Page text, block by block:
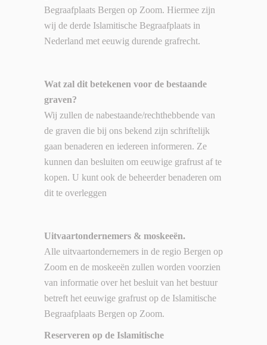
Begraafplaats Bergen op Zoom. Hiermee zijn
wij de derde Islamitische Begraafplaats in
Nederland met eeuwig durende grafrecht.
Wat zal dit betekenen voor de bestaande
graven?
Wij zullen de nabestaande/rechthebbende van
de graven die bij ons bekend zijn schriftelijk
gaan benaderen en iedereen informeren. Ze
kunnen dan besluiten om eeuwige grafrust af te
kopen. U kunt ook de beheerder benaderen om
dit te overleggen
Uitvaartondernemers & moskeeën.
Alle uitvaartondernemers in de regio Bergen op
Zoom en de moskeeën zullen worden voorzien
van informatie over het besluit van het bestuur
betreft het eeuwige grafrust op de Islamitische
Begraafplaats Bergen op Zoom.
Reserveren op de Islamitische